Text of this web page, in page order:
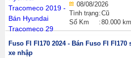
08/08/2026
Tình trạng Cũ
Số Km
80.000 km
Fuso FI FI170 2024 - Bán Fuso FI
xe nhập